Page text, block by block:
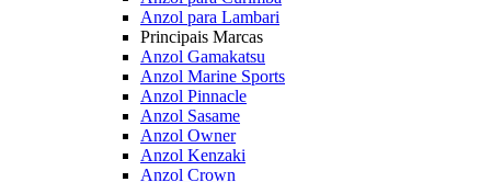
Anzol para Lambari
Principais Marcas
Anzol Gamakatsu
Anzol Marine Sports
Anzol Pinnacle
Anzol Sasame
Anzol Owner
Anzol Kenzaki
Anzol Crown